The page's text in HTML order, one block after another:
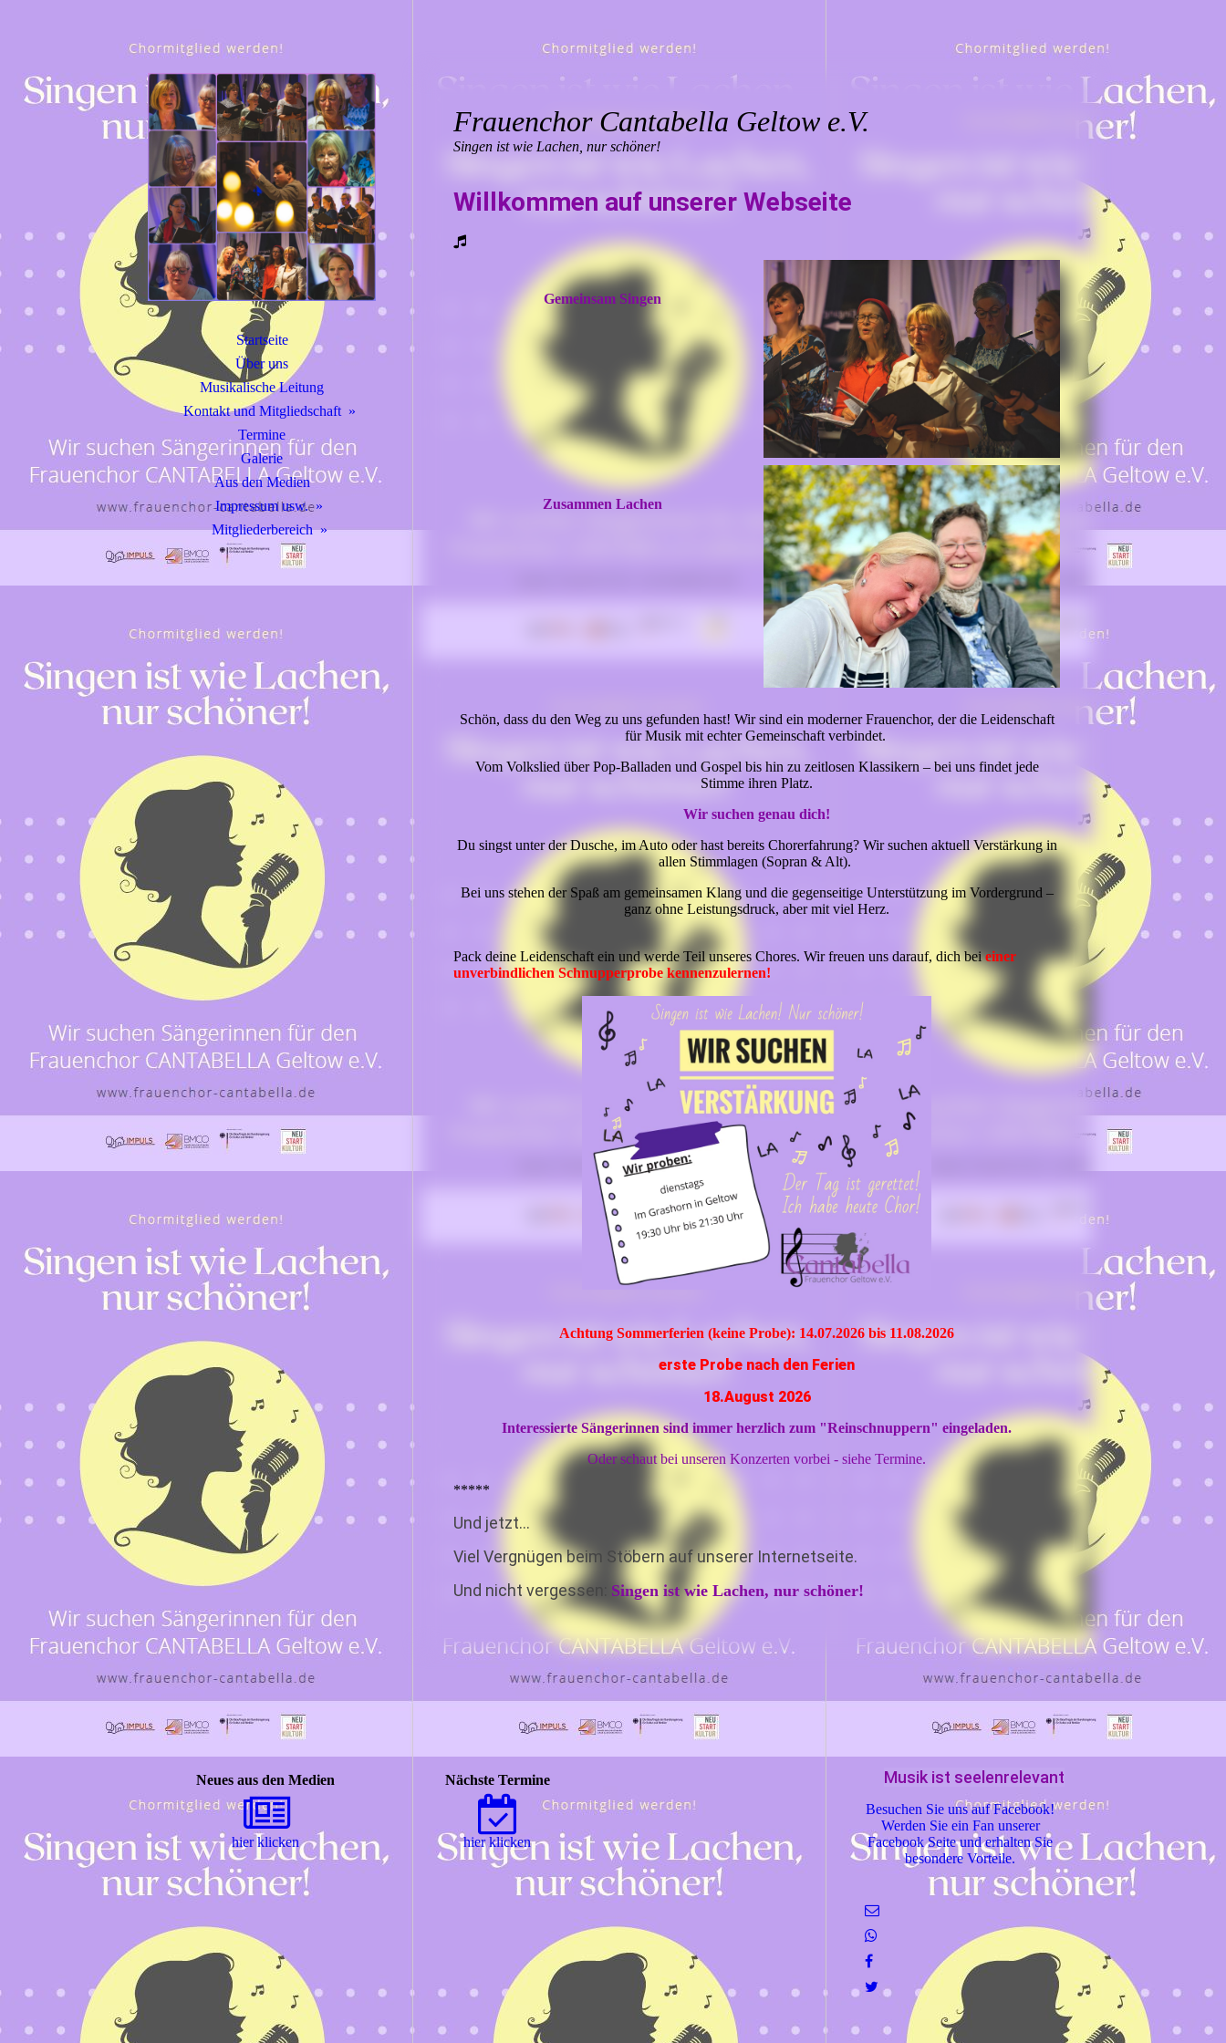
Startseite
Über uns
Musikalische Leitung
Kontakt und Mitgliedschaft
Termine
Galerie
Aus den Medien
Impressum usw.
Mitgliederbereich
Frauenchor Cantabella Geltow e.V.
Singen ist wie Lachen, nur schöner!
Willkommen auf unserer Webseite
Gemeinsam Singen
Zusammen Lachen
Schön, dass du den Weg zu uns gefunden hast! Wir sind ein moderner Frauenchor, der die Leidenschaft
für Musik mit echter Gemeinschaft verbindet.
Vom Volkslied über Pop-Balladen und Gospel bis hin zu zeitlosen Klassikern – bei uns findet jede
Stimme ihren Platz.
Wir suchen genau dich!
Du singst unter der Dusche, im Auto oder hast bereits Chorerfahrung? Wir suchen aktuell Verstärkung in
allen Stimmlagen (Sopran & Alt).
Bei uns stehen der Spaß am gemeinsamen Klang und die gegenseitige Unterstützung im Vordergrund –
ganz ohne Leistungsdruck, aber mit viel Herz.
Pack deine Leidenschaft ein und werde Teil unseres Chores. Wir freuen uns darauf, dich beieiner
unverbindlichen Schnupperprobe kennenzulernen!
Achtung Sommerferien (keine Probe): 14.07.2026 bis 11.08.2026
erste Probe nach den Ferien
18.August 2026
Interessierte Sängerinnen sind immer herzlich zum "Reinschnuppern" eingeladen.
Oder schaut bei unseren Konzerten vorbei - siehe Termine.
*****
Und jetzt...
Viel Vergnügenbeim Stöbern auf unserer Internetseite.
Und nicht vergessen: Singen ist wie Lachen, nur schöner!
Neues aus den Medien
hier klicken
Nächste Termine
hier klicken
Musik ist seelenrelevant
Besuchen Sie uns auf Facebook!
Werden Sie ein Fan unserer
Facebook Seite und erhalten Sie
besondere Vorteile.